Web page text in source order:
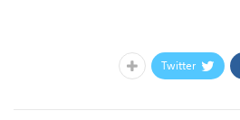
Twitter